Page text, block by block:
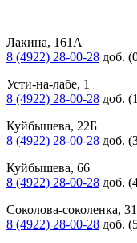
Лакина, 161А
8 (4922) 28-00-28 доб.
Усти-на-лабе, 1
8 (4922) 28-00-28 доб.
Куйбышева, 22Б
8 (4922) 28-00-28 доб.
Куйбышева, 66
8 (4922) 28-00-28 доб.
Соколова-соколенка, 31
8 (4922) 28-00-28 доб.